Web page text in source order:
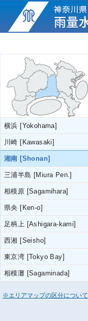
横浜 [Yokohama]
川崎 [Kawasaki]
湘南 [Shonan]
三浦半島 [Miura Pen.]
相模原 [Sagamihara]
県央 [Ken-o]
足柄上 [Ashigara-kami]
西湘 [Seisho]
東京湾 [Tokyo Bay]
相模灘 [Sagaminada]
※エリアマップの区分について